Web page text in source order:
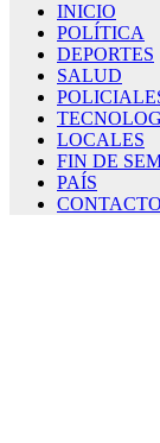
INICIO
POLÍTICA
DEPORTES
SALUD
LOCALES
FIN DE
PAÍS
CONTACTO